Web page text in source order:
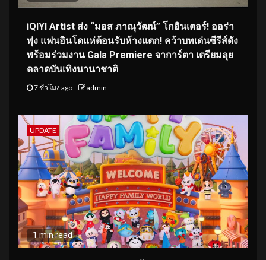
iQIYI Artist ส่ง “มอส ภาณุวัฒน์” โกอินเตอร์! ออร่า
พุ่ง แฟนอินโดแห่ต้อนรับห้างแตก! คว้าบทเด่นซีรีส์ดัง
พร้อมร่วมงาน Gala Premiere จาการ์ตา เตรียมลุย
ตลาดบันเทิงนานาชาติ
7 ชั่วโมง ago admin
UPDATE
1 min read